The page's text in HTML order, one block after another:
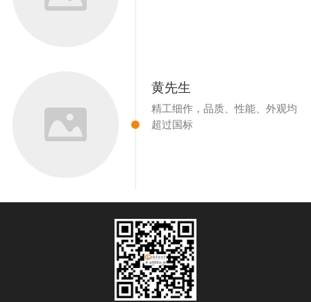
黄先生
精工细作，品质、性能、外观均
超过国标